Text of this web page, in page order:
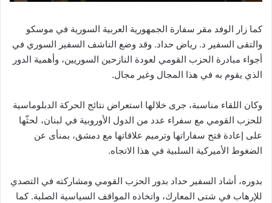
كما زار الوفد مقر سفارة الجمهورية العربية السورية في موسكو
والتقى السفير د. رياض حداد. وقد وضع الناشف السفير السوري في
أجواء مبادرة الحزب القومي لعودة النازحين السوريين، وأهمية الدور
الذي يقوم به في هذا المجال وغير مجال.
وكان اللقاء مناسبة، جرى خلالها استعراض نتائج الحركة الدبلوماسية
للحزب القومي مع سفراء عدد من الدول الأوروبية في لبنان، لحثّها
على إعادة فتح سفاراتها وترميم علاقاتها مع دمشق، بمنأى عن
الضغوط الأميركية السلبية في هذا الاتجاه.
بدوره، أشاد السفير حداد بدور الحزب القومي ومشاركته في التصدي
للإرهاب في شتى المعارك، واتخاذه المواقف السياسية الصلبة. كما